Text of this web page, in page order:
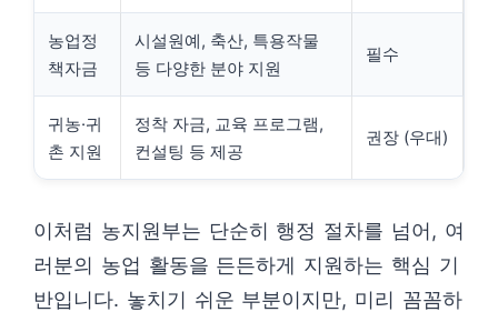
농업정
책자금
시설원예, 축산, 특용작물
등 다양한 분야 지원
필수
귀농·귀
촌 지원
정착 자금, 교육 프로그램,
컨설팅 등 제공
권장 (우대)
이처럼 농지원부는 단순히 행정 절차를 넘어, 여
러분의 농업 활동을 든든하게 지원하는 핵심 기
반입니다. 놓치기 쉬운 부분이지만, 미리 꼼꼼하